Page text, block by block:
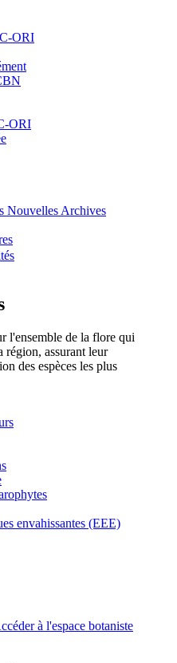
ORI
ORI
Nouvelles Archives
l'ensemble de la flore qui
région, assurant leur
des espèces les plus
envahissantes (EEE)
à l'espace botaniste